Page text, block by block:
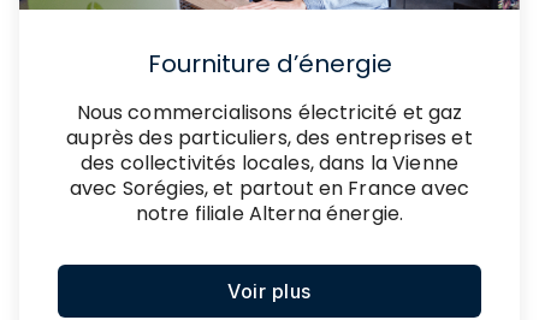
Fourniture d’énergie
Nous commercialisons électricité et gaz
auprès des particuliers, des entreprises et
des collectivités locales, dans la Vienne
avec Sorégies, et partout en France avec
notre filiale Alterna énergie.
Voir plus